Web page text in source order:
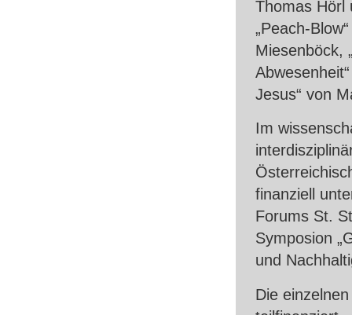
Thomas Hörl
„Peach-
Miesenböck,
Jesus“ von
Im
finanziell
Forums St.
Symposion
und
Die